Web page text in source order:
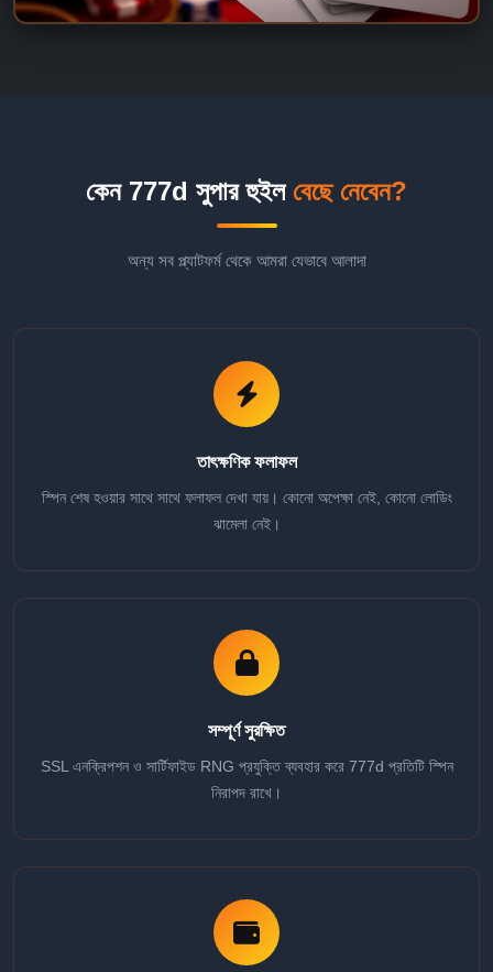
কেন 777d সুপার হুইল বেছে নেবেন?
অন্য সব প্ল্যাটফর্ম থেকে আমরা যেভাবে আলাদা
তাৎক্ষণিক ফলাফল
স্পিন শেষ হওয়ার সাথে সাথে ফলাফল দেখা যায়। কোনো অপেক্ষা নেই, কোনো লোডিং
ঝামেলা নেই।
সম্পূর্ণ সুরক্ষিত
SSL এনক্রিপশন ও সার্টিফাইড RNG প্রযুক্তি ব্যবহার করে 777d প্রতিটি স্পিন
নিরাপদ রাখে।